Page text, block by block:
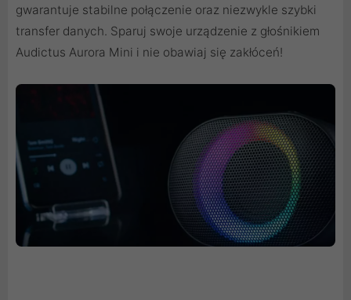
gwarantuje stabilne połączenie oraz niezwykle szybki
transfer danych. Sparuj swoje urządzenie z głośnikiem
Audictus Aurora Mini i nie obawiaj się zakłóceń!